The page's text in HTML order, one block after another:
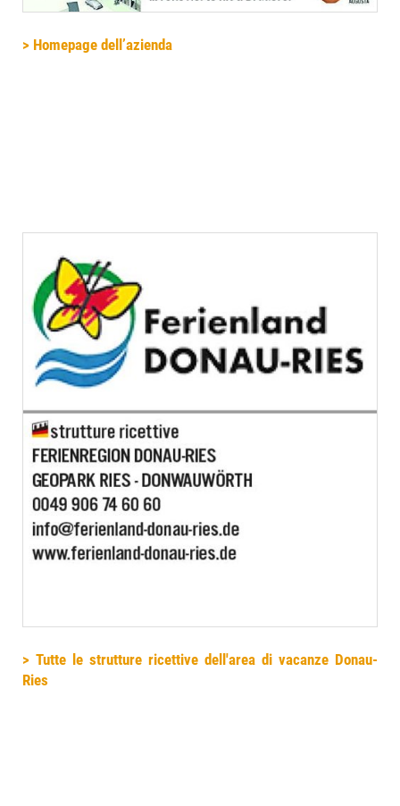
> Homepage dell’azienda
> Tutte le strutture ricettive dell'area di vacanze Donau-
Ries